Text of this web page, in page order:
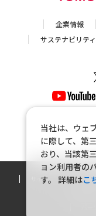
企業情報
サステナビリティ
サイトマップ 個
パ
当社は、ウェ
に際して、第
おり、当該第
ョン利用者の
す。 詳細はこ